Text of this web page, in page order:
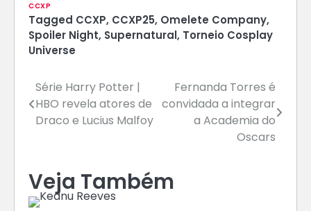
CCXP
Tagged CCXP, CCXP25, Omelete Company,
Spoiler Night, Supernatural, Torneio Cosplay
Universe
Navegação
de
Série Harry Potter |
HBO revela atores de
Draco e Lucius Malfoy
Fernanda Torres é
convidada a integrar
a Academia do
Oscars
Veja Também